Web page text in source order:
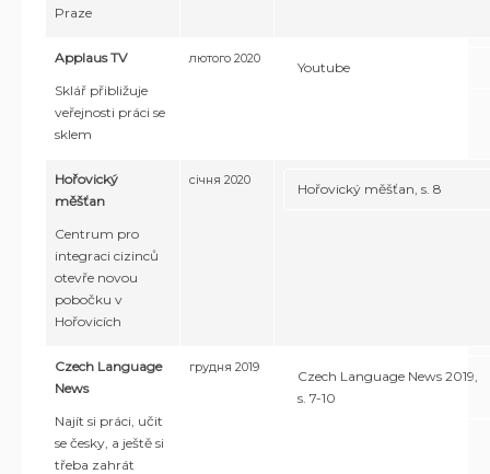
Praze
Applaus TV
Sklář přibližuje
veřejnosti práci se
sklem
лютого 2020
Youtube
Hořovický
měšťan
Centrum pro
integraci cizinců
otevře novou
pobočku v
Hořovicích
січня 2020
Hořovický měšťan, s. 8
Czech Language
News
Najít si práci, učit
se česky, a ještě si
třeba zahrát
грудня 2019
Czech Language News 2019,
s. 7-10